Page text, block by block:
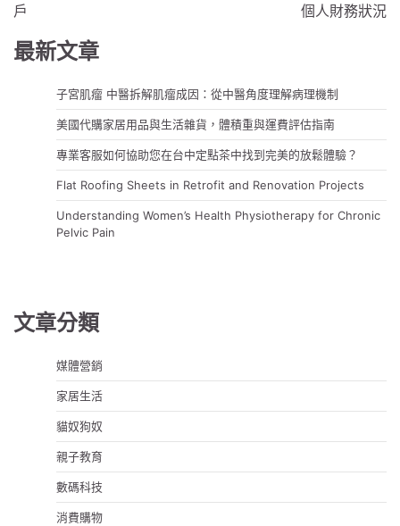
導
覽
戶
個人財務狀況
最新文章
子宮肌瘤 中醫拆解肌瘤成因：從中醫角度理解病理機制
美國代購家居用品與生活雜貨，體積重與運費評估指南
專業客服如何協助您在台中定點茶中找到完美的放鬆體驗？
Flat Roofing Sheets in Retrofit and Renovation Projects
Understanding Women’s Health Physiotherapy for Chronic
Pelvic Pain
文章分類
媒體營銷
家居生活
貓奴狗奴
親子教育
數碼科技
消費購物